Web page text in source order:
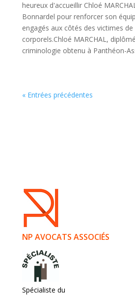
heureux d'accueillir Chloé
Bonnardel pour renforcer son
engagés aux côtés des victimes
corporels.Chloé MARCHAL,
criminologie obtenu à Panthéon-
« Entrées précédentes
NP AVOCATS ASSOCIÉS
Spécialiste du